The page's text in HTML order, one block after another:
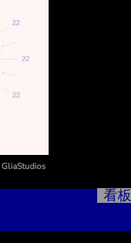
GliaStudios
看板